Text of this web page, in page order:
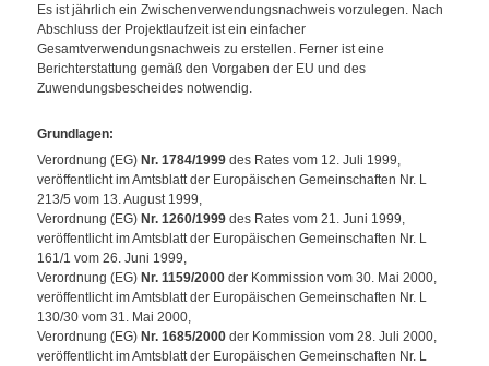
Es ist jährlich ein Zwischenverwendungsnachweis vorzulegen. Nach
Abschluss der Projektlaufzeit ist ein einfacher
Gesamtverwendungsnachweis zu erstellen. Ferner ist eine
Berichterstattung gemäß den Vorgaben der EU und des
Zuwendungsbescheides notwendig.
Grundlagen:
Verordnung (EG) Nr. 1784/1999 des Rates vom 12. Juli 1999,
veröffentlicht im Amtsblatt der Europäischen Gemeinschaften Nr. L
213/5 vom 13. August 1999,
Verordnung (EG) Nr. 1260/1999 des Rates vom 21. Juni 1999,
veröffentlicht im Amtsblatt der Europäischen Gemeinschaften Nr. L
161/1 vom 26. Juni 1999,
Verordnung (EG) Nr. 1159/2000 der Kommission vom 30. Mai 2000,
veröffentlicht im Amtsblatt der Europäischen Gemeinschaften Nr. L
130/30 vom 31. Mai 2000,
Verordnung (EG) Nr. 1685/2000 der Kommission vom 28. Juli 2000,
veröffentlicht im Amtsblatt der Europäischen Gemeinschaften Nr. L